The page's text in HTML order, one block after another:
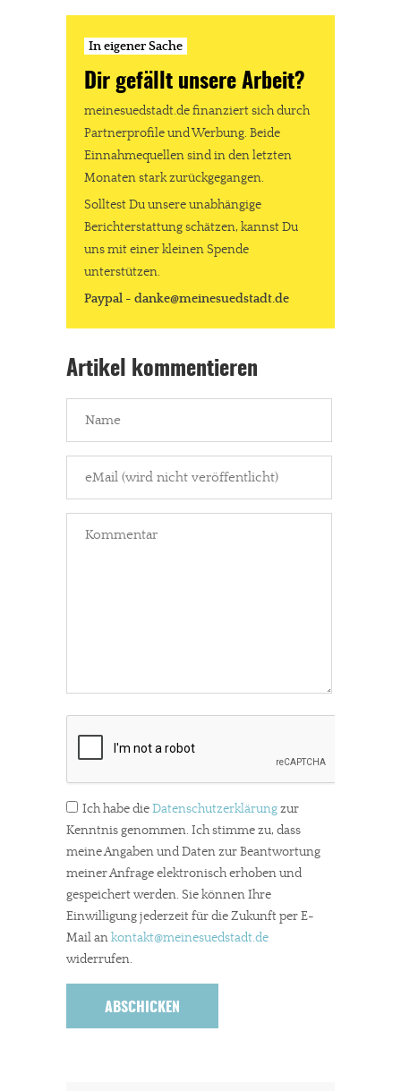
In eigener Sache
Dir gefällt unsere Arbeit?
meinesuedstadt.de finanziert sich durch
Partnerprofile und Werbung. Beide
Einnahmequellen sind in den letzten
Monaten stark zurückgegangen.
Solltest Du unsere unabhängige
Berichterstattung schätzen, kannst Du
uns mit einer kleinen Spende
unterstützen.
Paypal - danke@meinesuedstadt.de
Artikel kommentieren
Ich habe dieDatenschutzerklärungzur
Kenntnis genommen. Ich stimme zu, dass
meine Angaben und Daten zur Beantwortung
meiner Anfrage elektronisch erhoben und
gespeichert werden. Sie können Ihre
Einwilligung jederzeit für die Zukunft per E-
Mail ankontakt@meinesuedstadt.de
widerrufen.